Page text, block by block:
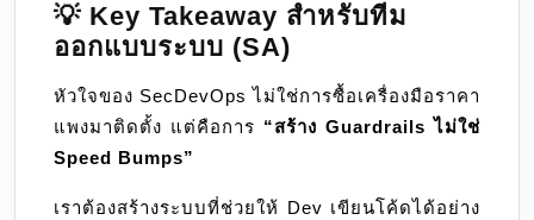
💡 Key Takeaway สำหรับทีม
ออกแบบระบบ (SA)
หัวใจของ SecDevOps ไม่ใช่การซื้อเครื่องมือราคา
แพงมาติดตั้ง แต่คือการ “สร้าง Guardrails ไม่ใช่
Speed Bumps”
เราต้องสร้างระบบที่ช่วยให้ Dev เขียนโค้ดได้อย่าง